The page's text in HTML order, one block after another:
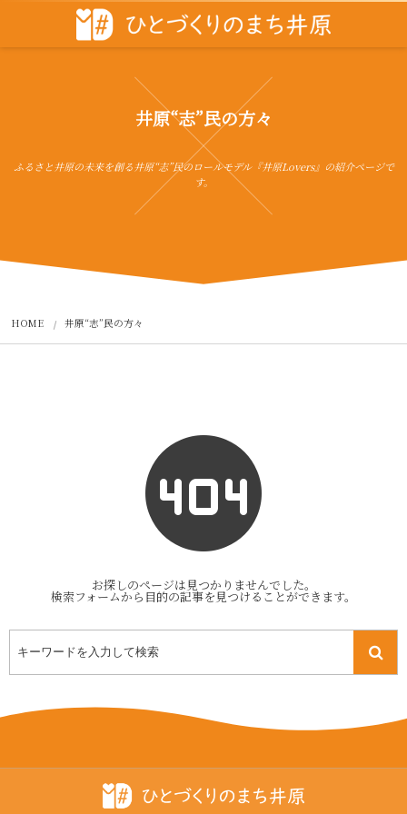
井原“志”民の方々
ふるさと井原の未来を創る井原“志”民のロールモデル『井原Lovers』の紹介ページで
す。
HOME 井原“志”民の方々
お探しのページは見つかりませんでした。
検索フォームから目的の記事を見つけることができます。